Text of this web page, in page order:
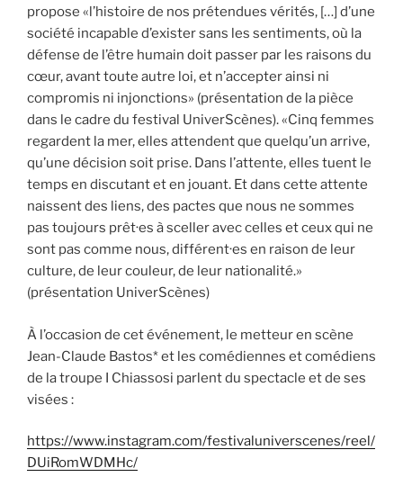
propose «l’histoire de nos prétendues vérités, […] d’une
société incapable d’exister sans les sentiments, où la
défense de l’être humain doit passer par les raisons du
cœur, avant toute autre loi, et n’accepter ainsi ni
compromis ni injonctions» (présentation de la pièce
dans le cadre du festival UniverScènes). «Cinq femmes
regardent la mer, elles attendent que quelqu’un arrive,
qu’une décision soit prise. Dans l’attente, elles tuent le
temps en discutant et en jouant. Et dans cette attente
naissent des liens, des pactes que nous ne sommes
pas toujours prêt·es à sceller avec celles et ceux qui ne
sont pas comme nous, différent·es en raison de leur
culture, de leur couleur, de leur nationalité.»
(présentation UniverScènes)
À l’occasion de cet événement, le metteur en scène
Jean-Claude Bastos* et les comédiennes et comédiens
de la troupe I Chiassosi parlent du spectacle et de ses
visées :
https://www.instagram.com/festivaluniverscenes/reel/
DUiRomWDMHc/